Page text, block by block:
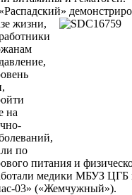
жизни,
на
по
питания и
медики МБУЗ ЦГБ
03» («Жемчужный»).